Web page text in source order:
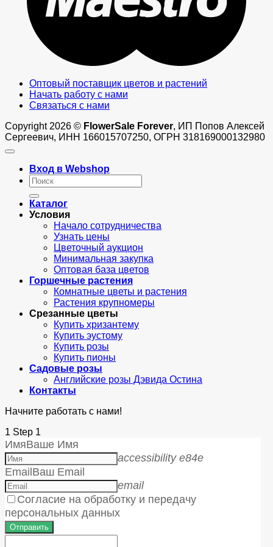
Оптовый поставщик цветов и растений
Начать работу с нами
Связаться с нами
Copyright 2026 © FlowerSale Forever, ИП Попов Алексей
Сергеевич, ИНН 166015707250, ОГРН 318169000132980
Вход в Webshop
Искать:
Каталог
Условия
Начало сотрудничества
Узнать цены
Цветочный аукцион
Минимальная закупка
Оптовая база цветов
Горшечные растения
Комнатные цветы и растения
Растения крупномеры
Срезанные цветы
Купить хризантему
Купить эустому
Купить розы
Купить пионы
Садовые розы
Английские розы Дэвида Остина
Контакты
Начните работать с нами!
1 Step 1
ИмяВаше Имя
accessibility e84e
EmailВаш Email
email
Согласие на обработку и передачу
персональных данных
Отправить